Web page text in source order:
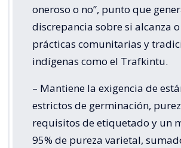
oneroso o no”, punto que
discrepancia sobre si alcanza
prácticas comunitarias y
indígenas como el Trafkintu.
– Mantiene la exigencia de
estrictos de germinación,
requisitos de etiquetado y un
95% de pureza varietal,